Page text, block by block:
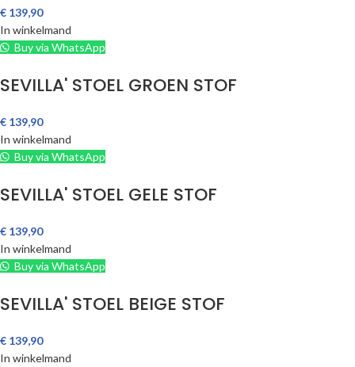
€ 139,90
In winkelmand
Buy via WhatsApp
SEVILLA' STOEL GROEN STOF
€ 139,90
In winkelmand
Buy via WhatsApp
SEVILLA' STOEL GELE STOF
€ 139,90
In winkelmand
Buy via WhatsApp
SEVILLA' STOEL BEIGE STOF
€ 139,90
In winkelmand